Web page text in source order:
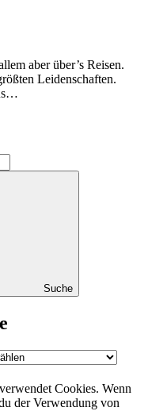
aber über’s Reisen.
Leidenschaften.
Suche
Cookies. Wenn
der Verwendung von